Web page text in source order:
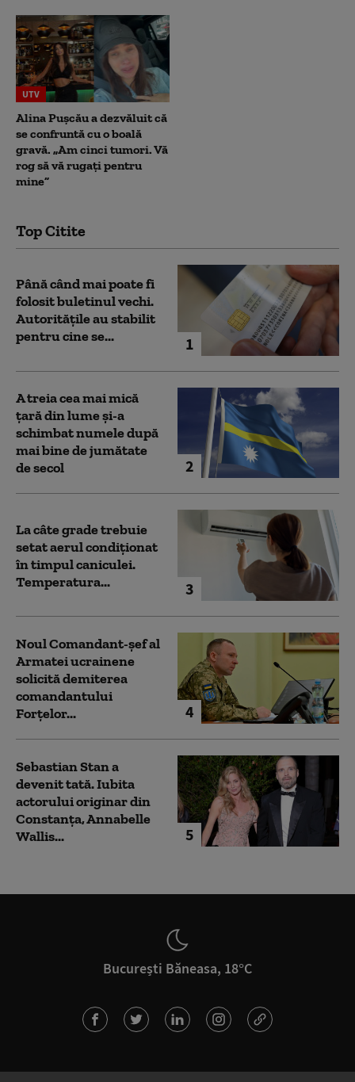
UTV
Alina Pușcău a dezvăluit că
se confruntă cu o boală
gravă. „Am cinci tumori. Vă
rog să vă rugați pentru
mine”
Top Citite
1
Până când mai poate fi
folosit buletinul vechi.
Autoritățile au stabilit
pentru cine se...
2
A treia cea mai mică
țară din lume și-a
schimbat numele după
mai bine de jumătate
de secol
3
La câte grade trebuie
setat aerul condiționat
în timpul caniculei.
Temperatura...
4
Noul Comandant-șef al
Armatei ucrainene
solicită demiterea
comandantului
Forțelor...
5
Sebastian Stan a
devenit tată. Iubita
actorului originar din
Constanța, Annabelle
Wallis...
București Băneasa, 18°C